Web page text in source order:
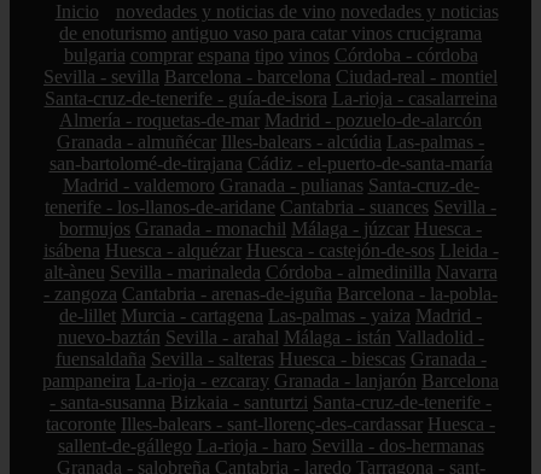
Inicio novedades y noticias de vino novedades y noticias
de enoturismo antiguo vaso para catar vinos crucigrama
bulgaria comprar espana tipo vinos Córdoba - córdoba
Sevilla - sevilla Barcelona - barcelona Ciudad-real - montiel
Santa-cruz-de-tenerife - guía-de-isora La-rioja - casalarreina
Almería - roquetas-de-mar Madrid - pozuelo-de-alarcón
Granada - almuñécar Illes-balears - alcúdia Las-palmas -
san-bartolomé-de-tirajana Cádiz - el-puerto-de-santa-maría
Madrid - valdemoro Granada - pulianas Santa-cruz-de-
tenerife - los-llanos-de-aridane Cantabria - suances Sevilla -
bormujos Granada - monachil Málaga - júzcar Huesca -
isábena Huesca - alquézar Huesca - castejón-de-sos Lleida -
alt-àneu Sevilla - marinaleda Córdoba - almedinilla Navarra
- zangoza Cantabria - arenas-de-iguña Barcelona - la-pobla-
de-lillet Murcia - cartagena Las-palmas - yaiza Madrid -
nuevo-baztán Sevilla - arahal Málaga - istán Valladolid -
fuensaldaña Sevilla - salteras Huesca - biescas Granada -
pampaneira La-rioja - ezcaray Granada - lanjarón Barcelona
- santa-susanna Bizkaia - santurtzi Santa-cruz-de-tenerife -
tacoronte Illes-balears - sant-llorenç-des-cardassar Huesca -
sallent-de-gállego La-rioja - haro Sevilla - dos-hermanas
Granada - salobreña Cantabria - laredo Tarragona - sant-